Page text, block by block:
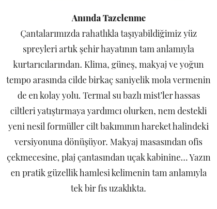
Anında Tazelenme
Çantalarımızda rahatlıkla taşıyabildiğimiz yüz
spreyleri artık şehir hayatının tam anlamıyla
kurtarıcılarından. Klima, güneş, makyaj ve yoğun
tempo arasında cilde birkaç saniyelik mola vermenin
de en kolay yolu. Termal su bazlı mist’ler hassas
ciltleri yatıştırmaya yardımcı olurken, nem destekli
yeni nesil formüller cilt bakımının hareket halindeki
versiyonuna dönüşüyor. Makyaj masasından ofis
çekmecesine, plaj çantasından uçak kabinine… Yazın
en pratik güzellik hamlesi kelimenin tam anlamıyla
tek bir fıs uzaklıkta.